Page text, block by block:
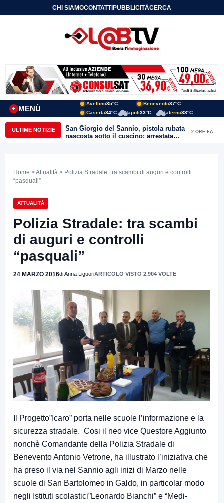
CHI SIAMOCONTATTIPUBBLICITÀCERCA
MENÙ
+
Avellino35°C Benevento37°C
Caserta34°C Napoli33°C Salerno33°C
ULTIME NOTIZIE
San Giorgio del Sannio, pistola rubata
nascosta sotto il cuscino: arrestata
51enne
2 ORE FA
Home >Attualità > Polizia Stradale: tra scambi di auguri e controlli
“pasquali”
ATTUALITÀ
Polizia Stradale: tra scambi
di auguri e controlli
“pasquali”
24 MARZO 2016di Anna LiguoriARTICOLO VISTO 2.904 VOLTE
Il Progetto”Icaro” porta nelle scuole l’informazione e la
sicurezza stradale. Cosi il neo vice Questore Aggiunto
nonchè Comandante della Polizia Stradale di
Benevento Antonio Vetrone, ha illustrato l’iniziativa che
ha preso il via nel Sannio agli inizi di Marzo nelle
scuole di San Bartolomeo in Galdo, in particolar modo
negli Istituti scolastici”Leonardo Bianchi” e “Medi-